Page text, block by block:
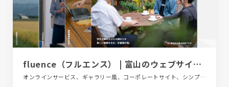
fluence（フルエンス） | 富山のウェブサイト制作・システム開発
オンラインサービス、ギャラリー風、コーポレートサイト、シンプル、スタイリッシュ、デザイン・アート・音楽・文芸、ホワイト系